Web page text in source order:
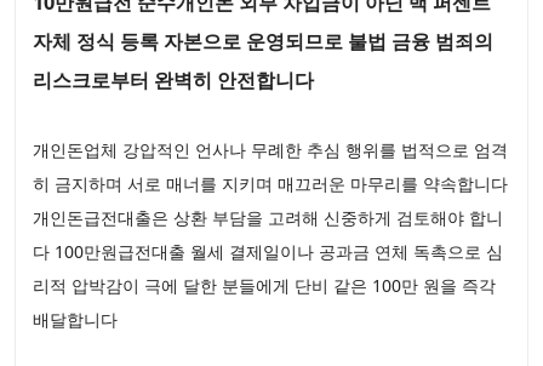
자체 정식 등록 자본으로 운영되므로 불법 금융 범죄의
리스크로부터 완벽히 안전합니다
개인돈업체 강압적인 언사나 무례한 추심 행위를 법적으로 엄격
히 금지하며 서로 매너를 지키며 매끄러운 마무리를 약속합니다
개인돈급전대출은 상환 부담을 고려해 신중하게 검토해야 합니
다 100만원급전대출 월세 결제일이나 공과금 연체 독촉으로 심
리적 압박감이 극에 달한 분들에게 단비 같은 100만 원을 즉각
배달합니다